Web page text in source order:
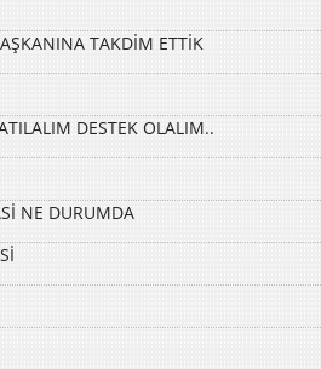
TAKDİM ETTİK
DESTEK OLALIM..
NE DURUMDA